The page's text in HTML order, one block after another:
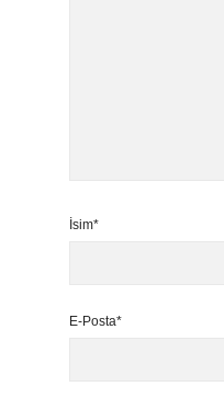
İsim*
E-Posta*